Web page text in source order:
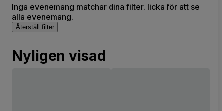
Inga evenemang matchar dina filter. licka för att se
alla evenemang.
Återställ filter
Nyligen visad